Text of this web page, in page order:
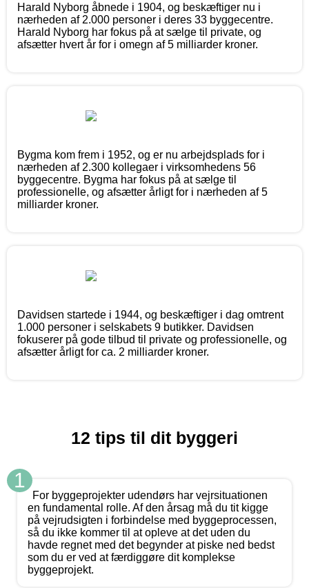
Harald Nyborg åbnede i 1904, og beskæftiger nu i
nærheden af 2.000 personer i deres 33 byggecentre.
Harald Nyborg har fokus på at sælge til private, og
afsætter hvert år for i omegn af 5 milliarder kroner.
Bygma kom frem i 1952, og er nu arbejdsplads for i
nærheden af 2.300 kollegaer i virksomhedens 56
byggecentre. Bygma har fokus på at sælge til
professionelle, og afsætter årligt for i nærheden af 5
milliarder kroner.
Davidsen startede i 1944, og beskæftiger i dag omtrent
1.000 personer i selskabets 9 butikker. Davidsen
fokuserer på gode tilbud til private og professionelle, og
afsætter årligt for ca. 2 milliarder kroner.
12 tips til dit byggeri
1
For byggeprojekter udendørs har vejrsituationen
en fundamental rolle. Af den årsag må du tit kigge
på vejrudsigten i forbindelse med byggeprocessen,
så du ikke kommer til at opleve at det uden du
havde regnet med det begynder at piske ned bedst
som du er ved at færdiggøre dit komplekse
byggeprojekt.